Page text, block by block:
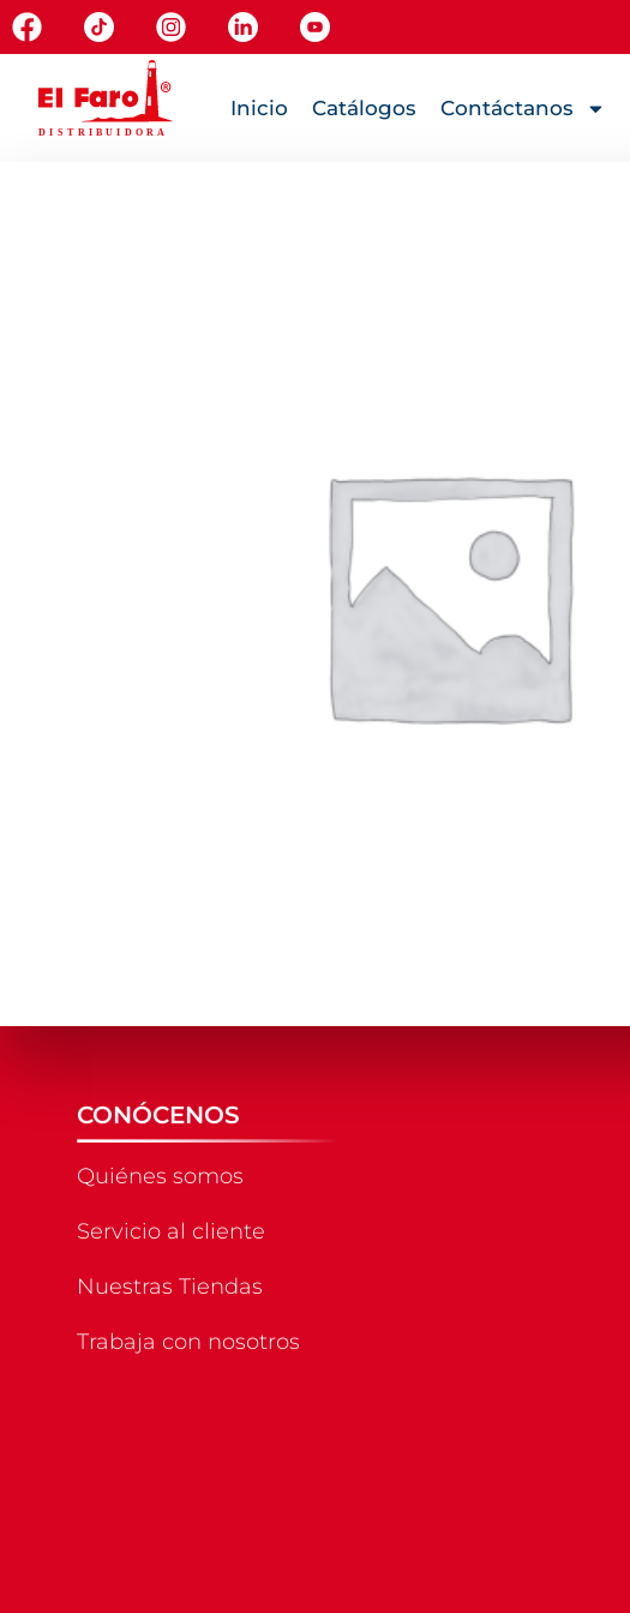
Inicio Catálogos Contáctanos
CONÓCENOS
Quiénes somos
Servicio al cliente
Nuestras Tiendas
Trabaja con nosotros